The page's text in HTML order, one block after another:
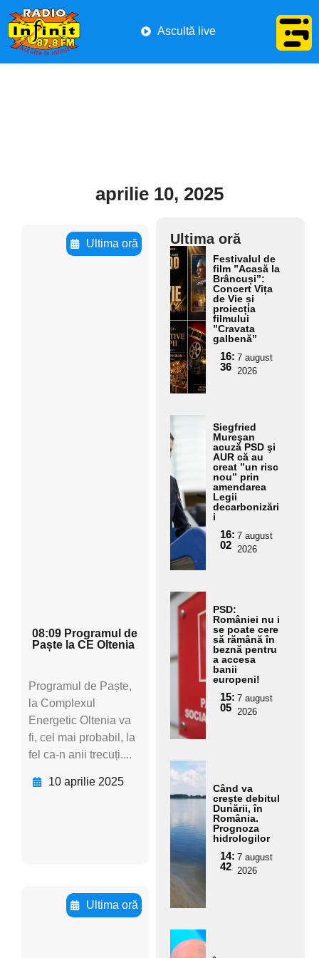
Ascultă live
aprilie 10, 2025
Ultima oră
08:09 Programul de
Paște la CE Oltenia
Programul de Paște,
la Complexul
Energetic Oltenia va
fi, cel mai probabil, la
fel ca-n anii trecuți....
10 aprilie 2025
Ultima oră
Ultima oră
Ada
ugă
aici
text
ul
pent
ru
subt
itlu
Festivalul de
film ”Acasă la
Brâncuși”:
Concert Vița
de Vie și
proiecția
filmului
”Cravata
galbenă”
16:
36
7 august
2026
ugă
aici
text
ul
pent
ru
subt
itlu
Siegfried
Mureşan
acuză PSD şi
AUR că au
creat ”un risc
nou” prin
amendarea
Legii
decarbonizări
i
16:
02
7 august
2026
Ada
ugă
text
ul
pent
subt
itlu
PSD:
României nu i
se poate cere
să rămână în
beznă pentru
a accesa
banii
europeni!
15:
05
7 august
2026
Ada
ugă
aici
text
ul
pent
ru
subt
itlu
Când va
crește debitul
Dunării, în
România.
Prognoza
hidrologilor
14:
42
7 august
2026
Ada
ugă